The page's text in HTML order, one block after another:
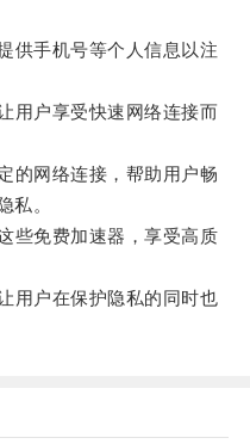
手机号等个人信息以注
户享受快速网络连接而
网络连接，帮助用户畅
私。
免费加速器，享受高质
户在保护隐私的同时也